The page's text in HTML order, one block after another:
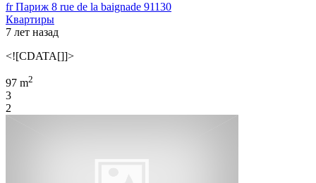
fr Париж 8 rue de la baignade 91130
Квартиры
7 лет назад
<![CDATA[]]>
97 m2
3
2